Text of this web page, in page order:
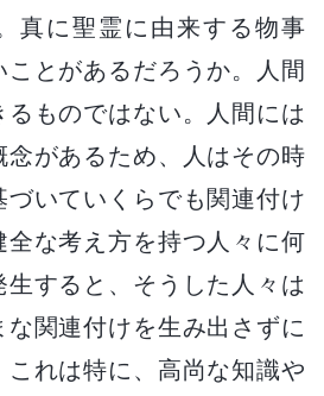
真に聖霊に由来する物事
とがあるだろうか。人間
ものではない。人間には
があるため、人はその時
いていくらでも関連付け
全な考え方を持つ人々に何
生すると、そうした人々は
関連付けを生み出さずに
れは特に、高尚な知識や